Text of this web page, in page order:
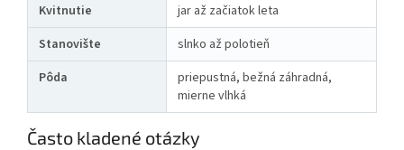
Kvitnutie
jar až začiatok leta
Stanovište
slnko až polotieň
Pôda
priepustná, bežná záhradná,
mierne vlhká
Často kladené otázky